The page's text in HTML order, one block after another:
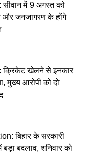
में 9 अगस्त को
और जनजागरण के होंगे
क्रिकेट खेलने से इनकार
मुख्य आरोपी को दो
बिहार के सरकारी
बदलाव, शनिवार को